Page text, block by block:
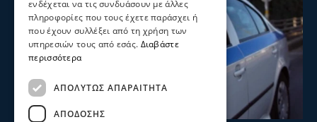
ενδέχεται να τις συνδυάσουν με άλλες
πληροφορίες που τους έχετε παράσχει ή
που έχουν συλλέξει από τη χρήση των
υπηρεσιών τους από εσάς. Διαβάστε
περισσότερα
ΑΠΟΛΎΤΩΣ ΑΠΑΡΑΊΤΗΤΑ
ΑΠΌΔΟΣΗΣ